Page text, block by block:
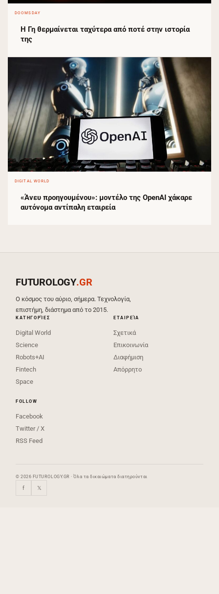
DOOMSDAY
Η Γη θερμαίνεται ταχύτερα από ποτέ στην ιστορία
της
DIGITAL WORLD
«Άνευ προηγουμένου»: μοντέλο της OpenAI χάκαρε
αυτόνομα αντίπαλη εταιρεία
FUTUROLOGY.GR
Ο κόσμος του αύριο, σήμερα. Τεχνολογία,
επιστήμη, διάστημα από το 2015.
ΚΑΤΗΓΟΡΊΕΣ
Digital World
Science
Robots+AI
Fintech
Space
ΕΤΑΙΡΕΊΑ
Σχετικά
Επικοινωνία
Διαφήμιση
Απόρρητο
FOLLOW
Facebook
Twitter / X
RSS Feed
© 2026 FUTUROLOGY.GR · Όλα τα δικαιώματα διατηρούνται
f 𝕏